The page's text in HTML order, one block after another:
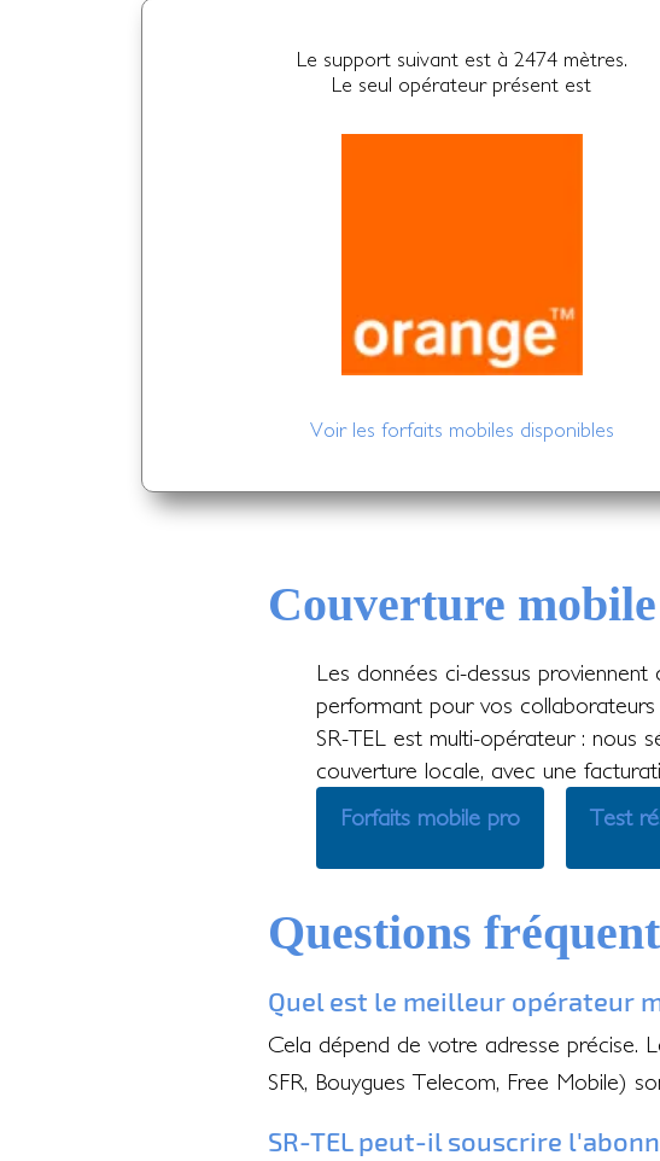
Le support suivant est à 2474 mètres.
Le seul opérateur présent est
Voir les forfaits mobiles disponibles
Couverture
Les données ci-dessus
performant pour vos
SR-TEL est multi-opérateur : nous
couverture locale, avec une
Forfaits mobile pro
Test
Questions
Quel est le meilleur opérateur
Cela dépend de votre adresse précise.
SFR, Bouygues Telecom, Free Mobile)
SR-TEL peut-il souscrire